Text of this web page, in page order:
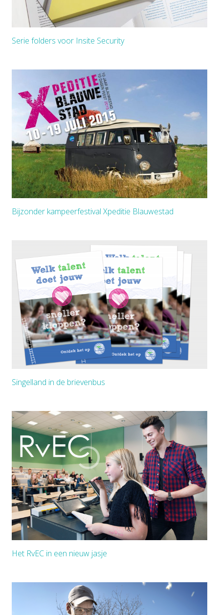
Serie folders voor Insite Security
Bijzonder kampeerfestival Xpeditie Blauwestad
Singelland in de brievenbus
Het RvEC in een nieuw jasje